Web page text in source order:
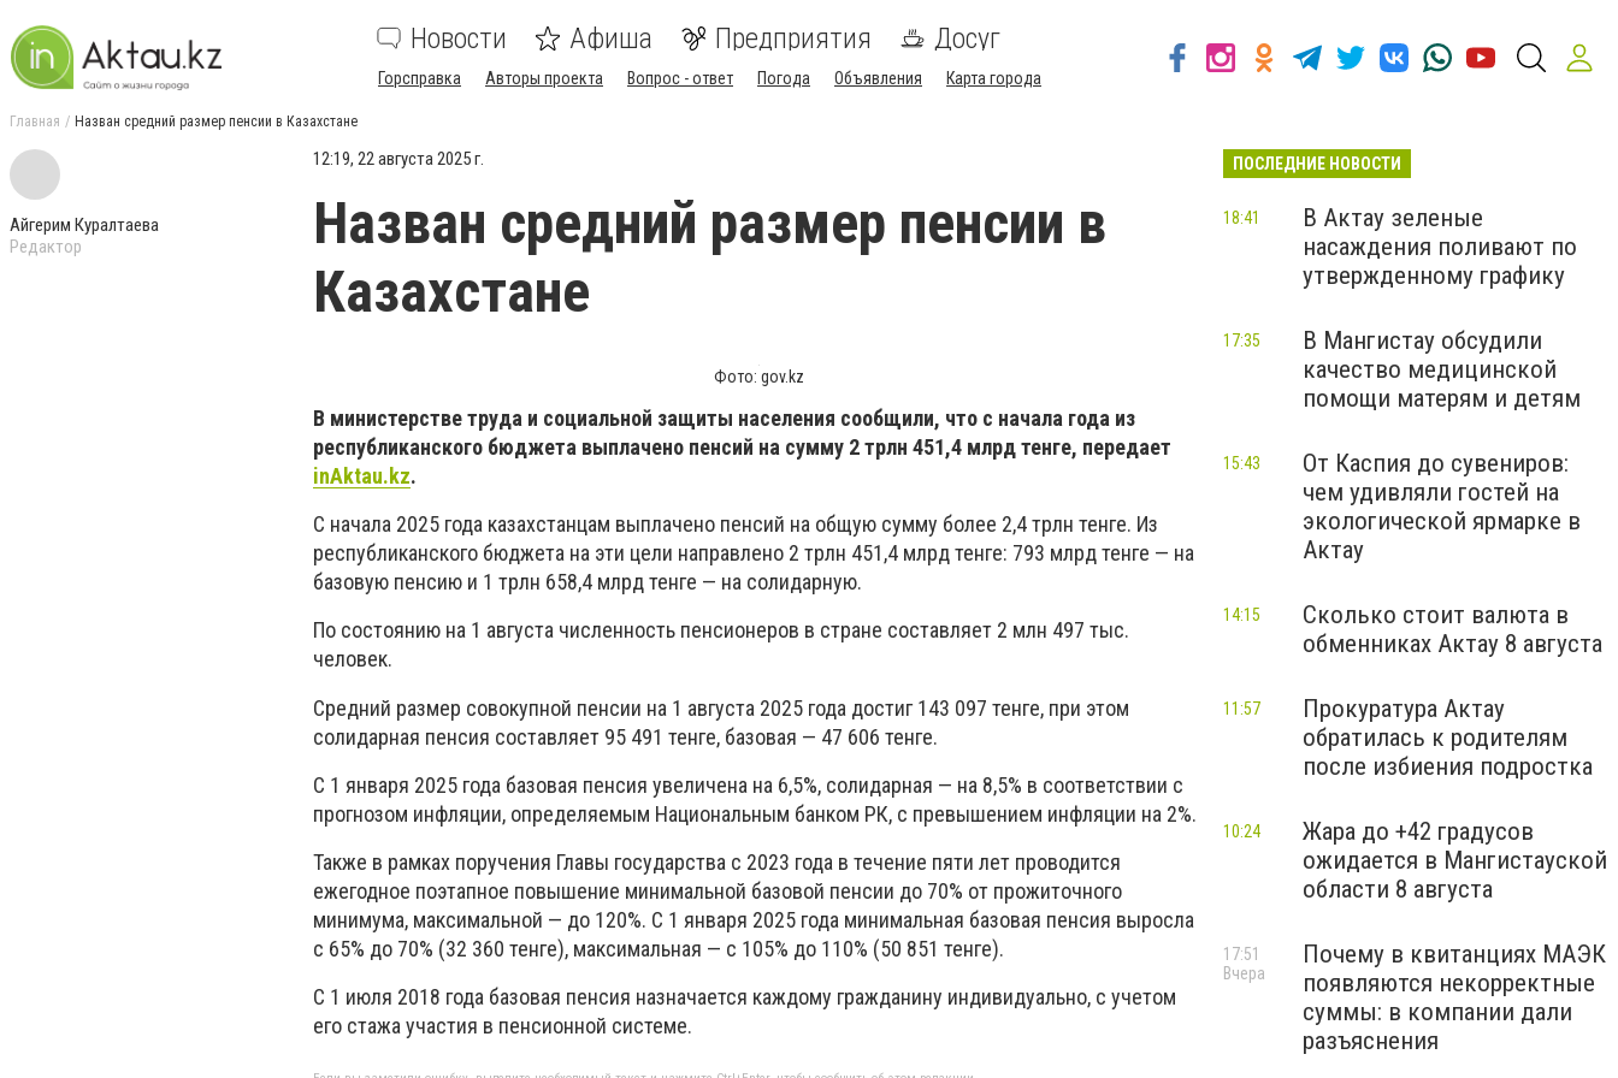
Новости Афиша Предприятия Досуг
Горсправка Авторы проекта Вопрос - ответ Погода Объявления Карта города
Главная Назван средний размер пенсии в Казахстане
Айгерим Куралтаева
Редактор
12:19, 22 августа 2025 г.
Назван средний размер пенсии в
Казахстане
Фото: gov.kz
В министерстве труда и социальной защиты населения сообщили, что с начала года из
республиканского бюджета выплачено пенсий на сумму 2 трлн 451,4 млрд тенге, передает
inAktau.kz.
С начала 2025 года казахстанцам выплачено пенсий на общую сумму более 2,4 трлн тенге. Из
республиканского бюджета на эти цели направлено 2 трлн 451,4 млрд тенге: 793 млрд тенге — на
базовую пенсию и 1 трлн 658,4 млрд тенге — на солидарную.
По состоянию на 1 августа численность пенсионеров в стране составляет 2 млн 497 тыс.
человек.
Средний размер совокупной пенсии на 1 августа 2025 года достиг 143 097 тенге, при этом
солидарная пенсия составляет 95 491 тенге, базовая — 47 606 тенге.
С 1 января 2025 года базовая пенсия увеличена на 6,5%, солидарная — на 8,5% в соответствии с
прогнозом инфляции, определяемым Национальным банком РК, с превышением инфляции на 2%.
Также в рамках поручения Главы государства с 2023 года в течение пяти лет проводится
ежегодное поэтапное повышение минимальной базовой пенсии до 70% от прожиточного
минимума, максимальной — до 120%. С 1 января 2025 года минимальная базовая пенсия выросла
с 65% до 70% (32 360 тенге), максимальная — с 105% до 110% (50 851 тенге).
С 1 июля 2018 года базовая пенсия назначается каждому гражданину индивидуально, с учетом
его стажа участия в пенсионной системе.
ПОСЛЕДНИЕ НОВОСТИ
В Актау зеленые
насаждения поливают по
утвержденному графику
18:41
В Мангистау обсудили
качество медицинской
помощи матерям и детям
17:35
От Каспия до сувениров:
чем удивляли гостей на
экологической ярмарке в
Актау
15:43
Сколько стоит валюта в
обменниках Актау 8 августа
14:15
Прокуратура Актау
обратилась к родителям
после избиения подростка
11:57
Жара до +42 градусов
ожидается в Мангистауской
области 8 августа
10:24
Почему в квитанциях МАЭК
появляются некорректные
суммы: в компании дали
разъяснения
17:51
Вчера